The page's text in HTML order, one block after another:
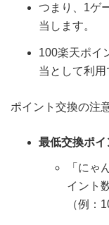
つまり、1ゲ
当します。
100楽天ポイ
当として利用
ポイント交換の注
最低交換ポイ
「にゃ
イント
（例：